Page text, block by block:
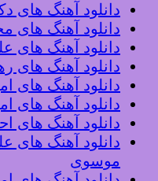
دانلود آهنگ های
دانلود آهنگ های
دانلود آهنگ های
دانلود آهنگ های
دانلود آهنگ های
دانلود آهنگ های
دانلود آهنگ های
دانلود آهنگ های
موسوی